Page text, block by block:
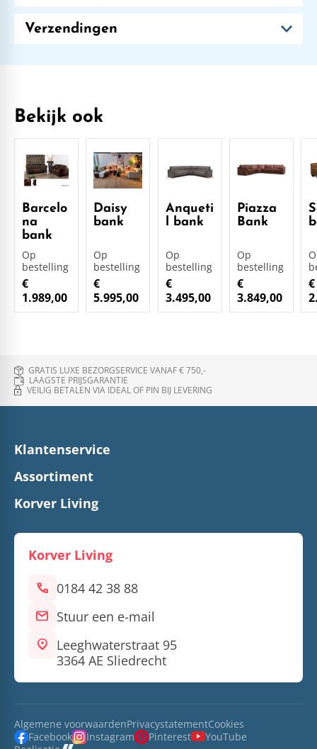
Verzendingen
Bekijk ook
Barcelo
na
bank
Op
bestelling
€
1.989,00
Daisy
bank
Op
bestelling
€
5.995,00
Anqueti
l bank
Op
bestelling
€
3.495,00
Piazza
Bank
Op
bestelling
€
3.849,00
€
GRATIS LUXE BEZORGSERVICE VANAF € 750,-
LAAGSTE PRIJSGARANTIE
VEILIG BETALEN VIA IDEAL OF PIN BIJ LEVERING
Klantenservice
Assortiment
Korver Living
Korver Living
call 0184 42 38 88
mail Stuur een e-mail
location_on Leeghwaterstraat 95
3364 AE Sliedrecht
Algemene voorwaardenPrivacystatementCookies
Facebook
Instagram Pinterest
YouTube